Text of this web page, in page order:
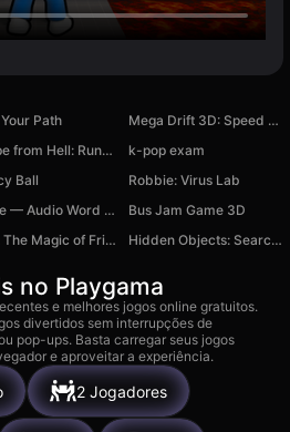
Path
Mega Drift 3D: Speed Limit
Escape from Hell: Runner Game
k-pop exam
Ball
Robbie: Virus Lab
Aurdle — Audio Word Puzzle by Auzle
Bus Jam Game 3D
Winx: The Magic of Friendship Hidden Objects: Search and Relax
no Playgama
e melhores jogos online gratuitos.
divertidos sem interrupções de
pop-ups. Basta carregar seus jogos
e aproveitar a experiência.
2 Jogadores